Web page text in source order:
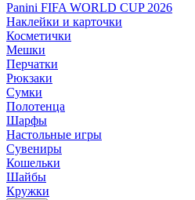
Panini FIFA WORLD CUP 2026
Наклейки и карточки
Косметички
Мешки
Перчатки
Рюкзаки
Сумки
Полотенца
Шарфы
Настольные игры
Сувениры
Кошельки
Шайбы
Кружки